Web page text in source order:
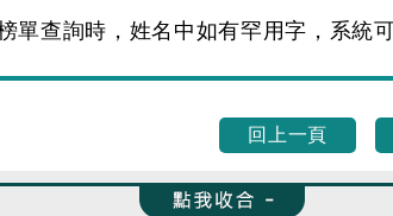
單查詢時，姓名中如有罕用字，系統
回上一頁
收合 FatFooter